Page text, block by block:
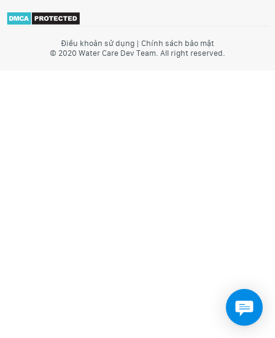
Điều khoản sử dụng | Chính sách bảo mật
© 2020 Water Care Dev Team. All right reserved.